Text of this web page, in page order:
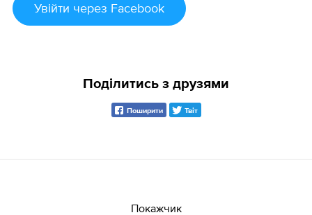
Увійти через Facebook
Поділитись з друзями
Поширити Твіт
Покажчик